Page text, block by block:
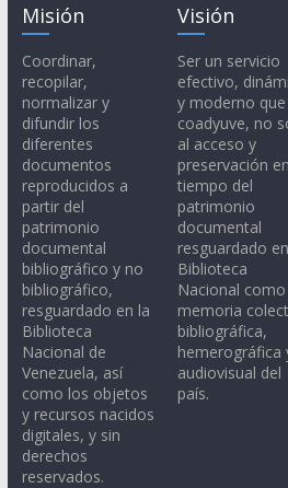
Misión
Coordinar,
recopilar,
normalizar y
difundir los
diferentes
documentos
reproducidos a
partir del
patrimonio
documental
bibliográfico y no
bibliográfico,
resguardado en la
Biblioteca
Nacional de
Venezuela, así
como los objetos
y recursos nacidos
digitales, y sin
derechos
reservados.
Visión
Ser un servicio
efectivo,
y moderno que
coadyuve, no
al acceso y
preservación
tiempo del
patrimonio
documental
resguardado
Biblioteca
Nacional como
memoria
bibliográfica,
hemerográfica
audiovisual del
país.